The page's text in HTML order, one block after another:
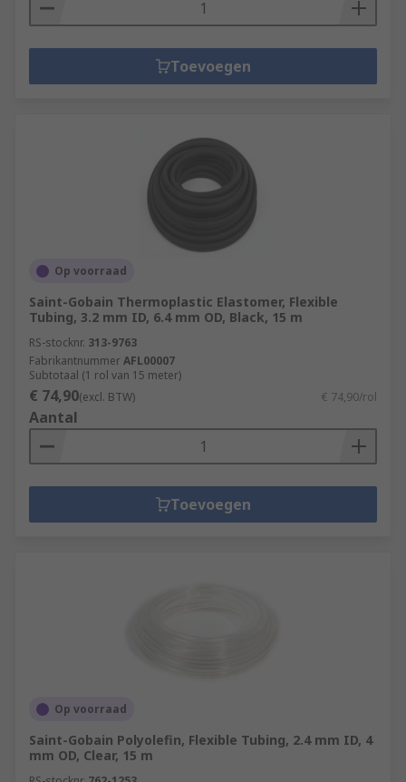
Toevoegen
Op voorraad
Saint-Gobain Thermoplastic Elastomer, Flexible
Tubing, 3.2 mm ID, 6.4 mm OD, Black, 15 m
RS-stocknr. 313-9763
FabrikantnummerAFL00007
Subtotaal (1 rol van 15 meter)
€ 74,90(excl. BTW) € 74,90/rol
Aantal
Toevoegen
Op voorraad
Saint-Gobain Polyolefin, Flexible Tubing, 2.4 mm ID, 4
mm OD, Clear, 15 m